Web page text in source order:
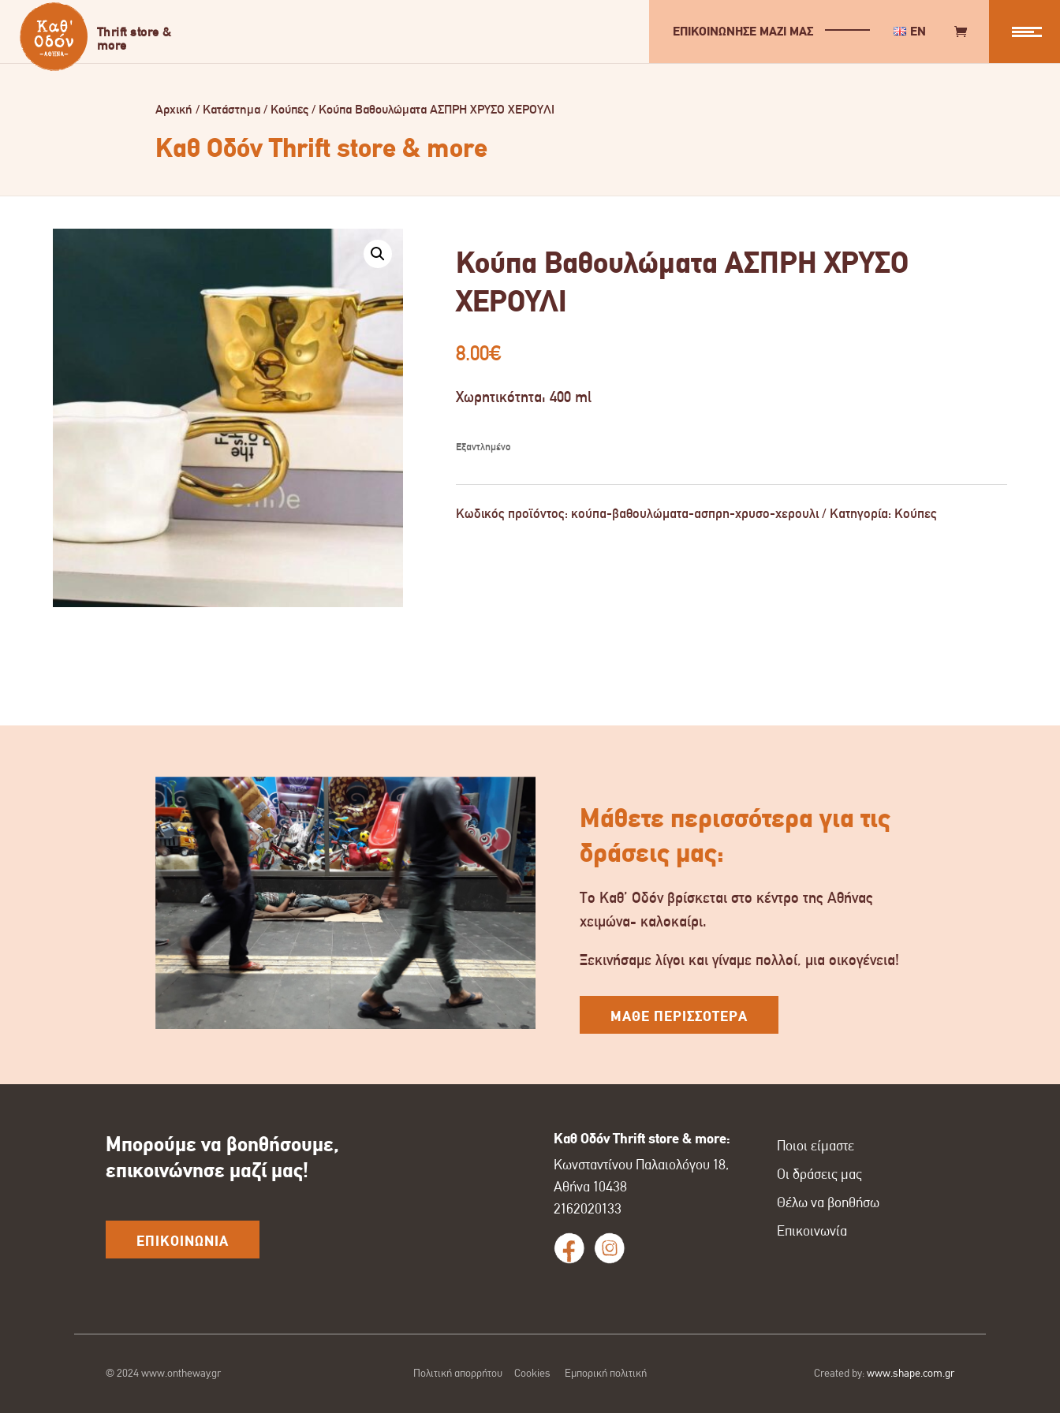
ΕΠΙΚΟΙΝΩΝΗΣΕ ΜΑΖΙ ΜΑΣ EN
Αρχική / Κατάστημα / Κούπες / Κούπα Βαθουλώματα ΑΣΠΡΗ ΧΡΥΣΟ ΧΕΡΟΥΛΙ
Καθ Οδόν Thrift store & more
Κούπα Βαθουλώματα ΑΣΠΡΗ ΧΡΥΣΟ
ΧΕΡΟΥΛΙ
8.00€
Χωρητικότητα: 400 ml
Εξαντλημένο
Κωδικός προϊόντος: κούπα-βαθουλώματα-ασπρη-χρυσο-χερουλι Κατηγορία: Κούπες
Μάθετε περισσότερα για τις
δράσεις μας:
Το Καθ’ Οδόν βρίσκεται στο κέντρο της Αθήνας
χειμώνα- καλοκαίρι.
Ξεκινήσαμε λίγοι και γίναμε πολλοί, μια οικογένεια!
ΜΑΘΕ ΠΕΡΙΣΣΟΤΕΡΑ
Μπορούμε να βοηθήσουμε,
επικοινώνησε μαζί μας!
ΕΠΙΚΟΙΝΩΝΙΑ
Καθ Οδόν Thrift store & more:
Κωνσταντίνου Παλαιολόγου 18,
Αθήνα 10438
2162020133
Ποιοι είμαστε
Οι δράσεις μας
Θέλω να βοηθήσω
Επικοινωνία
© 2024 www.ontheway.gr Πολιτική απορρήτου Cookies Εμπορική πολιτική Created by:www.shape.com.gr